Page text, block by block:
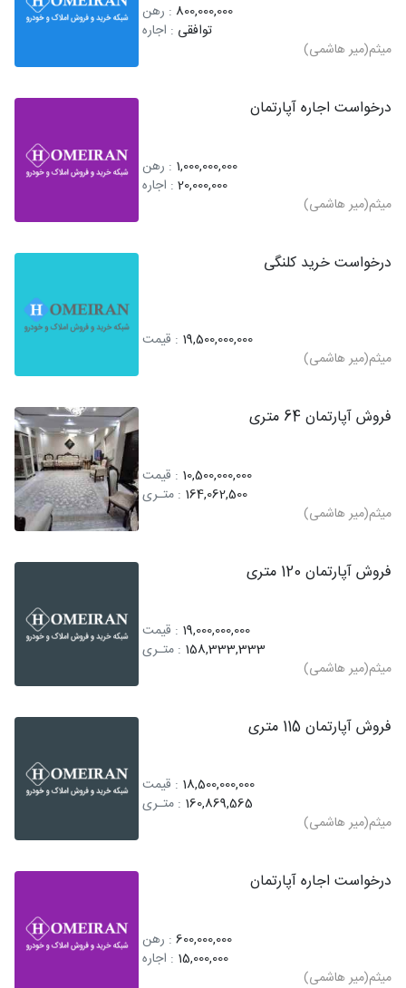
800,000,000 : رهن
توافقی : اجاره
میثم(میر هاشمی)
درخواست اجاره آپارتمان
1,000,000,000 : رهن
20,000,000 : اجاره
میثم(میر هاشمی)
درخواست خرید کلنگی
19,500,000,000 : قیمت
میثم(میر هاشمی)
فروش آپارتمان 64 متری
10,500,000,000 : قیمت
164,062,500 : متـری
میثم(میر هاشمی)
فروش آپارتمان 120 متری
19,000,000,000 : قیمت
158,333,333 : متـری
میثم(میر هاشمی)
فروش آپارتمان 115 متری
18,500,000,000 : قیمت
160,869,565 : متـری
میثم(میر هاشمی)
درخواست اجاره آپارتمان
600,000,000 : رهن
15,000,000 : اجاره
میثم(میر هاشمی)